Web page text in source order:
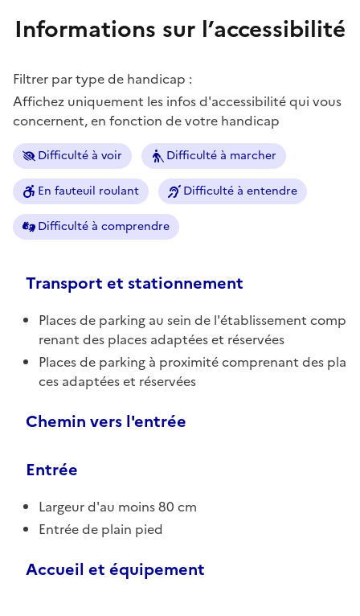
Informations sur l’accessibilité
Filtrer par type de handicap :
Affichez uniquement les infos d'accessibilité qui vous
concernent, en fonction de votre handicap
Difficulté à voir Difficulté à marcher
En fauteuil roulant Difficulté à entendre
Difficulté à comprendre
Transport et stationnement
Places de parking au sein de l'établissement comp
renant des places adaptées et réservées
Places de parking à proximité comprenant des pla
ces adaptées et réservées
Chemin vers l'entrée
Entrée
Largeur d'au moins 80 cm
Entrée de plain pied
Accueil et équipement